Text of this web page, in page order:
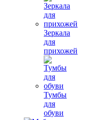
Зеркала
для
прихожей
Тумбы
для
обуви